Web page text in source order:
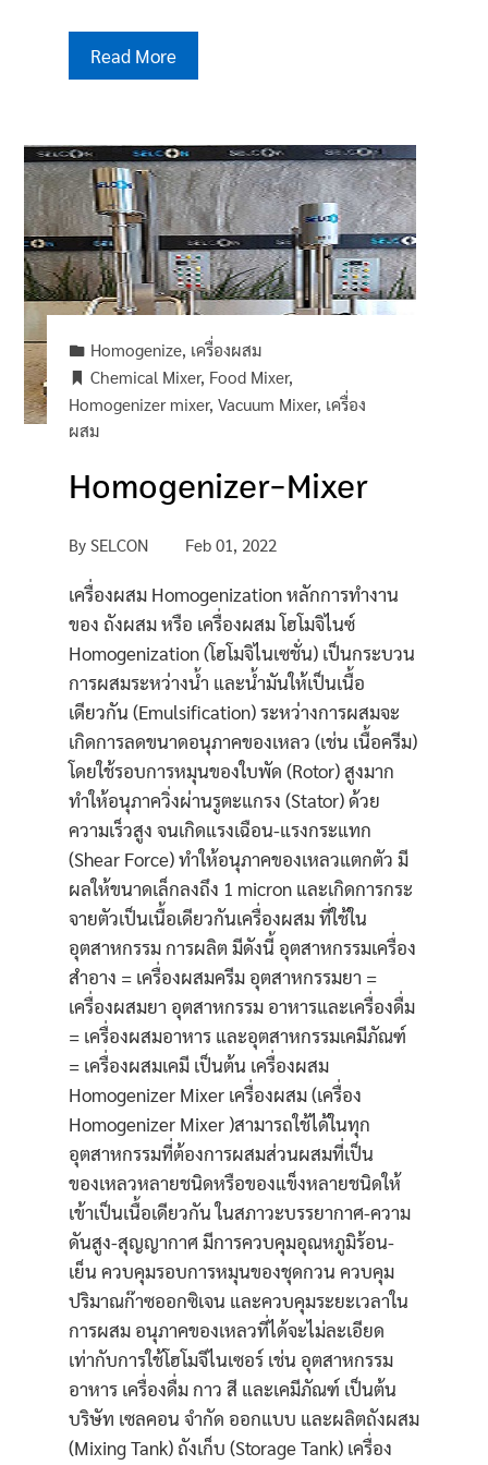
Read More
Homogenize, เครื่องผสม
Chemical Mixer, Food Mixer,
Homogenizer mixer, Vacuum Mixer, เครื่อง
ผสม
Homogenizer-Mixer
By SELCON Feb 01, 2022
เครื่องผสม Homogenization หลักการทำงาน
ของ ถังผสม หรือ เครื่องผสม โฮโมจิไนซ์
Homogenization (โฮโมจิไนเซชั่น) เป็นกระบวน
การผสมระหว่างน้ำ และน้ำมันให้เป็นเนื้อ
เดียวกัน (Emulsification) ระหว่างการผสมจะ
เกิดการลดขนาดอนุภาคของเหลว (เช่น เนื้อครีม)
โดยใช้รอบการหมุนของใบพัด (Rotor) สูงมาก
ทำให้อนุภาควิ่งผ่านรูตะแกรง (Stator) ด้วย
ความเร็วสูง จนเกิดแรงเฉือน-แรงกระแทก
(Shear Force) ทำให้อนุภาคของเหลวแตกตัว มี
ผลให้ขนาดเล็กลงถึง 1 micron และเกิดการกระ
จายตัวเป็นเนื้อเดียวกันเครื่องผสม ที่ใช้ใน
อุตสาหกรรม การผลิต มีดังนี้ อุตสาหกรรมเครื่อง
สำอาง = เครื่องผสมครีม อุตสาหกรรมยา =
เครื่องผสมยา อุตสาหกรรม อาหารและเครื่องดื่ม
= เครื่องผสมอาหาร และอุตสาหกรรมเคมีภัณฑ์
= เครื่องผสมเคมี เป็นต้น เครื่องผสม
Homogenizer Mixer เครื่องผสม (เครื่อง
Homogenizer Mixer )สามารถใช้ได้ในทุก
อุตสาหกรรมที่ต้องการผสมส่วนผสมที่เป็น
ของเหลวหลายชนิดหรือของแข็งหลายชนิดให้
เข้าเป็นเนื้อเดียวกัน ในสภาวะบรรยากาศ-ความ
ดันสูง-สุญญากาศ มีการควบคุมอุณหภูมิร้อน-
เย็น ควบคุมรอบการหมุนของชุดกวน ควบคุม
ปริมาณก๊าซออกซิเจน และควบคุมระยะเวลาใน
การผสม อนุภาคของเหลวที่ได้จะไม่ละเอียด
เท่ากับการใช้โฮโมจีไนเซอร์ เช่น อุตสาหกรรม
อาหาร เครื่องดื่ม กาว สี และเคมีภัณฑ์ เป็นต้น
บริษัท เซลคอน จำกัด ออกแบบ และผลิตถังผสม
(Mixing Tank) ถังเก็บ (Storage Tank) เครื่อง